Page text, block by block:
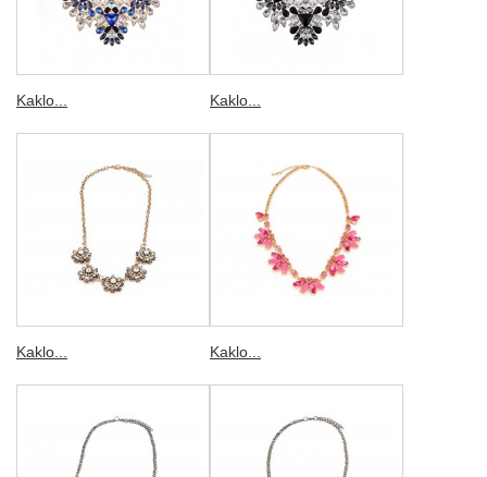
Kaklo... Kaklo...
Kaklo... Kaklo...